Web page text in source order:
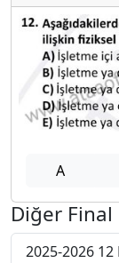
A
Diğer Final
2025-2026